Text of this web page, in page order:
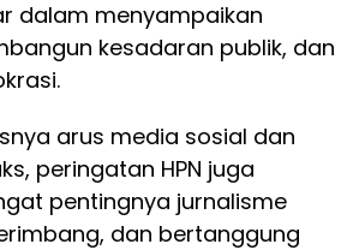
dalam menyampaikan
kesadaran publik, dan
arus media sosial dan
peringatan HPN juga
pentingnya jurnalisme
dan bertanggung